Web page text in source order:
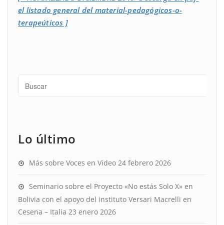
el listado general del material-pedagógicos-o-
terapeúticos ]
Lo último
Más sobre Voces en Video 24 febrero 2026
Seminario sobre el Proyecto «No estás Solo X» en
Bolivia con el apoyo del instituto Versari Macrelli en
Cesena – Italia 23 enero 2026